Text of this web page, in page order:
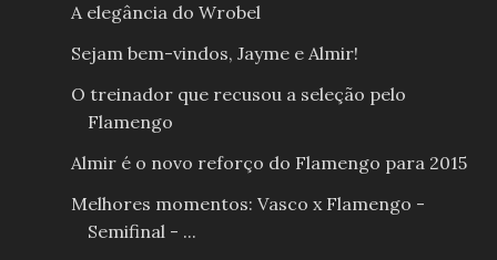
A elegância do Wrobel
Sejam bem-vindos, Jayme e Almir!
O treinador que recusou a seleção pelo
Flamengo
Almir é o novo reforço do Flamengo para 2015
Melhores momentos: Vasco x Flamengo -
Semifinal - ...